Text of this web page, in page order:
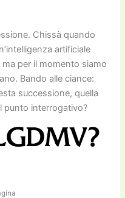
Chissà quando
artificiale
per il momento siamo
Bando alle ciance:
successione, quella
punto interrogativo?